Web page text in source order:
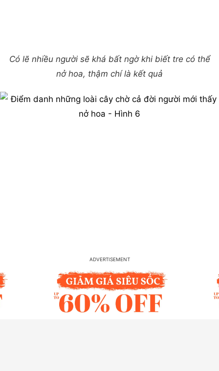
Có lẽ nhiều người sẽ khá bất ngờ khi biết tre có thể
nở hoa, thậm chí là kết quả